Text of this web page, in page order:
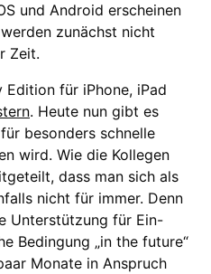
und Android erscheinen
zunächst nicht
Zeit.
Edition für iPhone, iPad
. Heute nun gibt es
besonders schnelle
wird. Wie die Kollegen
dass man sich als
nicht für immer. Denn
Unterstützung für Ein-
Bedingung „in the future“
Monate in Anspruch